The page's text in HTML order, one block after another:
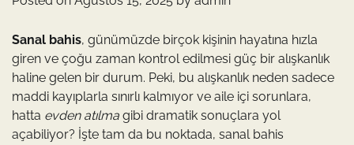
Sanal bahis, günümüzde birçok kişinin hayatına hızla
giren ve çoğu zaman kontrol edilmesi güç bir alışkanlık
haline gelen bir durum. Peki, bu alışkanlık neden sadece
maddi kayıplarla sınırlı kalmıyor ve aile içi sorunlara,
hatta evden atılma gibi dramatik sonuçlara yol
açabiliyor? İşte tam da bu noktada, sanal bahis